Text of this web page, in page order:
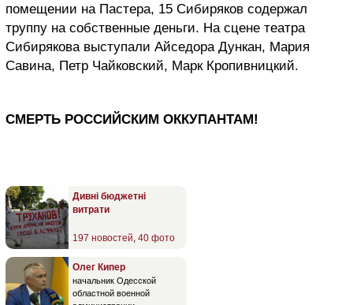
помещении на Пастера, 15 Сибиряков содержал
труппу на собственные деньги. На сцене театра
Сибирякова выступали Айседора Дункан, Мария
Савина, Петр Чайковский, Марк Кропивницкий.
СМЕРТЬ РОССИЙСКИМ ОККУПАНТАМ!
Дивні бюджетні
витрати
197 новостей 40 фото
Олег Кипер
начальник Одесской
областной военной